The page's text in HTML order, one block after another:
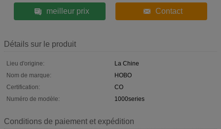
meilleur prix Contact
Détails sur le produit
Lieu d'origine:
La Chine
Nom de marque:
HOBO
Certification:
CO
Numéro de modèle:
1000series
Conditions de paiement et expédition